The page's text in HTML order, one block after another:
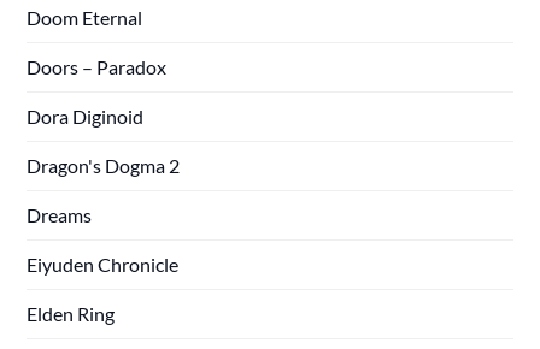
Doom Eternal
Doors – Paradox
Dora Diginoid
Dragon's Dogma 2
Dreams
Eiyuden Chronicle
Elden Ring